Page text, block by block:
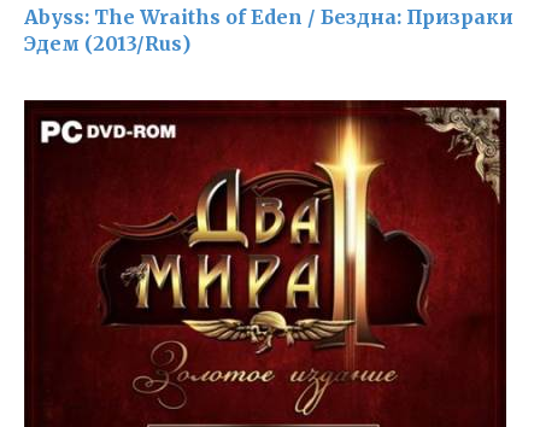
Abyss: The Wraiths of Eden / Бездна: Призраки
Эдем (2013/Rus)